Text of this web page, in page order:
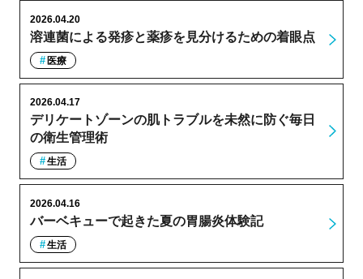
溶連菌による発疹と薬疹を見分けるための着眼点
2026.04.20
医療
デリケートゾーンの肌トラブルを未然に防ぐ毎日
の衛生管理術
2026.04.17
生活
バーベキューで起きた夏の胃腸炎体験記
2026.04.16
生活